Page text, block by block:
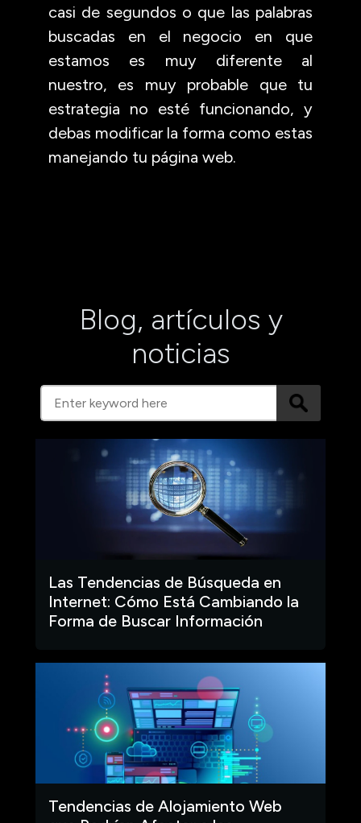
casi de segundos o que las palabras
buscadas en el negocio en que
estamos es muy diferente al
nuestro, es muy probable que tu
estrategia no esté funcionando, y
debas modificar la forma como estas
manejando tu página web.
Blog, artículos y
noticias
Las Tendencias de Búsqueda en
Internet: Cómo Está Cambiando la
Forma de Buscar Información
Tendencias de Alojamiento Web